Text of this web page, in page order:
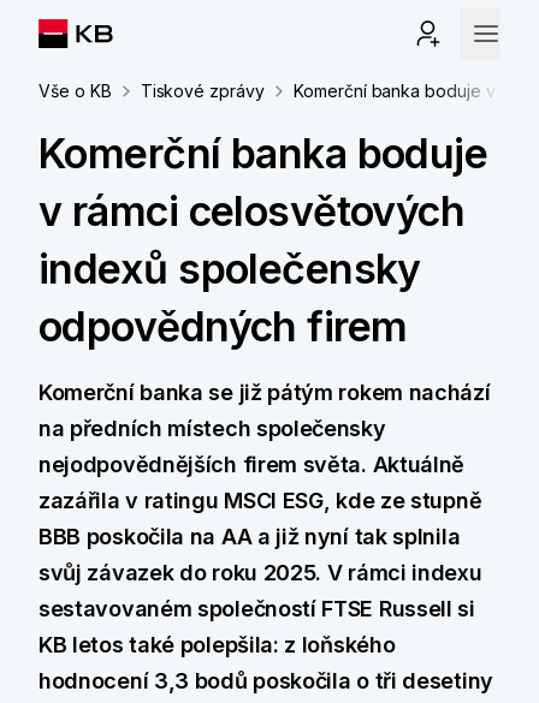
Vše o KB Tiskové zprávy Komerční banka boduje v
Komerční banka boduje
v rámci celosvětových
indexů společensky
odpovědných firem
Komerční banka se již pátým rokem nachází
na předních místech společensky
nejodpovědnějších firem světa. Aktuálně
zazářila v ratingu MSCI ESG, kde ze stupně
BBB poskočila na AA a již nyní tak splnila
svůj závazek do roku 2025. V rámci indexu
sestavovaném společností FTSE Russell si
KB letos také polepšila: z loňského
hodnocení 3,3 bodů poskočila o tři desetiny